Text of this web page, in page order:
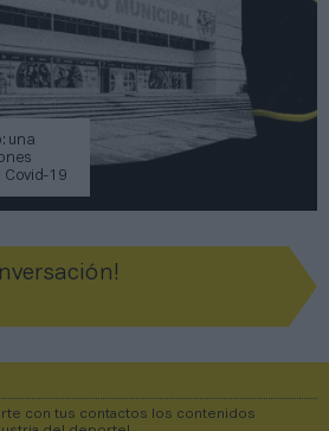
una
Covid-19
con tus contactos los contenidos